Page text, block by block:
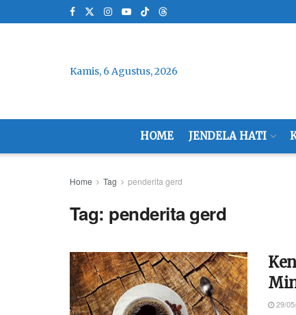
Kamis, 6 Agustus, 2026
HOME JENDELA HATI
Home Tag penderita gerd
Tag: penderita gerd
29/